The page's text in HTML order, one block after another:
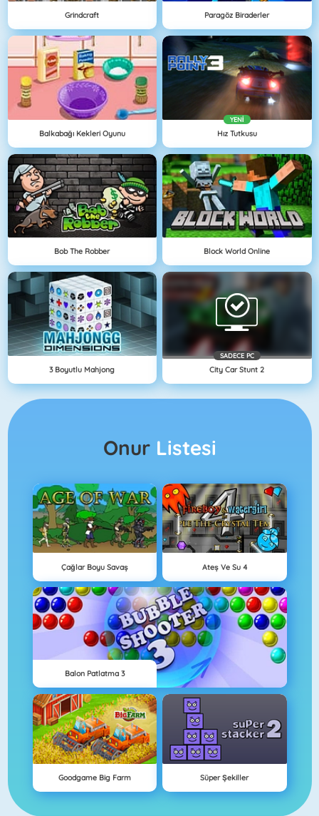
Grindcraft Paragöz Biraderler
Balkabağı Kekleri Oyunu
YENI
Hız Tutkusu
Bob The Robber Block World Online
3 Boyutlu Mahjong
SADECE PC
City Car Stunt 2
Onur Listesi
Çağlar Boyu Savaş Ateş Ve Su 4
Balon Patlatma 3
Goodgame Big Farm Süper Şekiller